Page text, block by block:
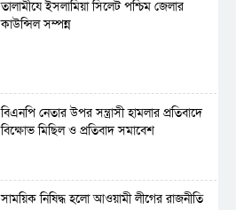
‎তালামীযে ইসলামিয়া সিলেট পশ্চিম জেলার
কাউন্সিল সম্পন্ন
বিএনপি নেতার উপর সন্ত্রাসী হামলার প্রতিবাদে
বিক্ষোভ মিছিল ও প্রতিবাদ সমাবেশ
সাময়িক নিষিদ্ধ হলো আওয়ামী লীগের রাজনীতি